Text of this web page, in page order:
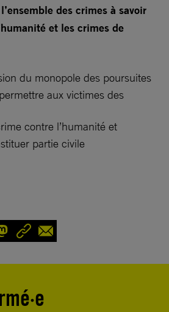
des crimes à savoir
et les crimes de
monopole des poursuites
aux victimes des
contre l’humanité et
partie civile